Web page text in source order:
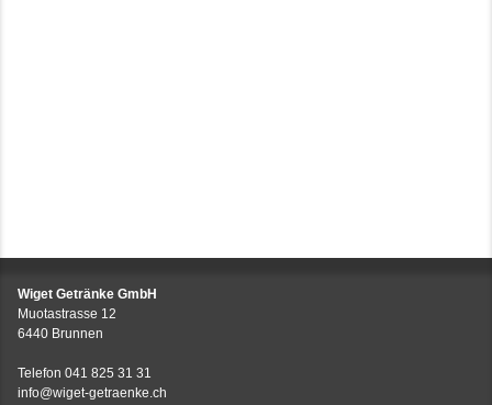
Wiget Getränke GmbH
Muotastrasse 12
6440 Brunnen
Telefon 041 825 31 31
info@wiget-getraenke.ch